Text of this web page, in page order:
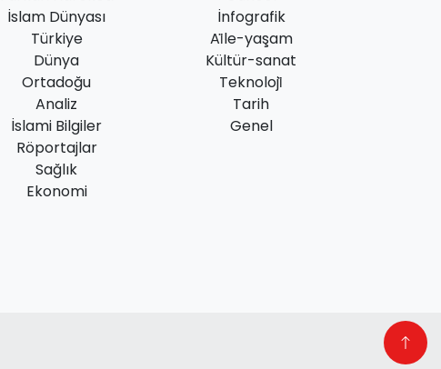
İslam Dünyası
Türkiye
Dünya
Ortadoğu
Analiz
İslami Bilgiler
Röportajlar
Sağlık
Ekonomi
İnfografik
Ai̇le-yaşam
Kültür-sanat
Teknoloji̇
Tarih
Genel